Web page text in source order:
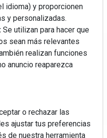
a contenidos
idioma) y proporcionen
y personalizadas.
Se utilizan para hacer que
sean más relevantes
realizan funciones
anuncio reaparezca
o rechazar las
ajustar tus preferencias
de nuestra herramienta